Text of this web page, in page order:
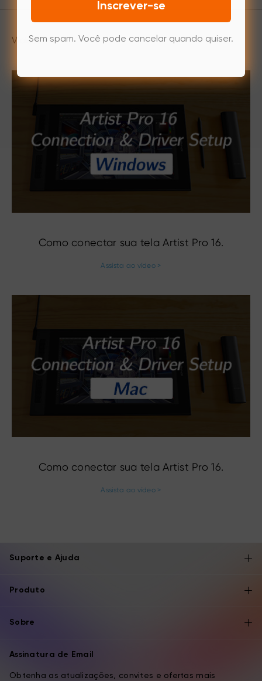
Vídeos
Como conectar sua tela Artist Pro 16.
Assista ao vídeo >
Como conectar sua tela Artist Pro 16.
Assista ao vídeo >
Suporte e Ajuda
Produto
Sobre
Assinatura de Email
Obtenha as atualizações, convites e ofertas mais
Inscrever-se
Sem spam. Você pode cancelar quando quiser.